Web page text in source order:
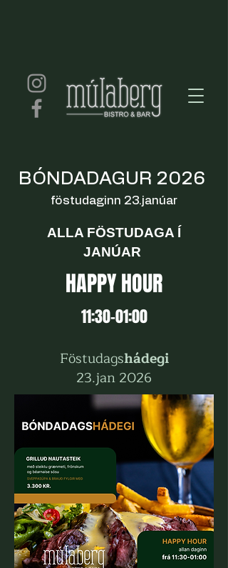
BÓNDADAGUR 2026
föstudaginn 23.janúar
ALLA FÖSTUDAGA Í
JANÚAR
HAPPY HOUR
11:30-01:00
Föstudagshádegi
23.jan 2026